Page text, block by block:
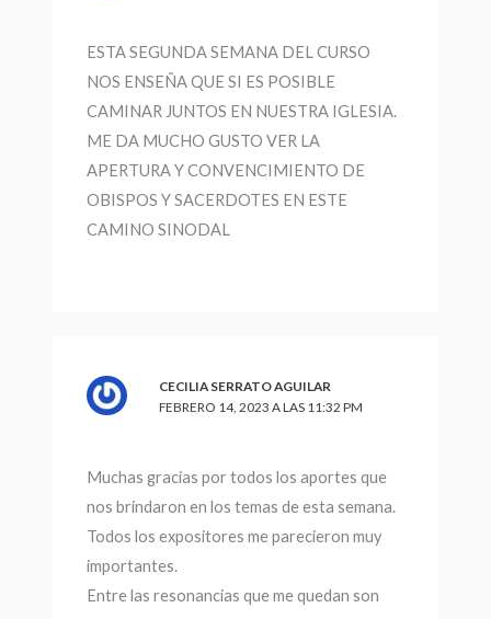
ESTA SEGUNDA SEMANA DEL CURSO
NOS ENSEÑA QUE SI ES POSIBLE
CAMINAR JUNTOS EN NUESTRA IGLESIA.
ME DA MUCHO GUSTO VER LA
APERTURA Y CONVENCIMIENTO DE
OBISPOS Y SACERDOTES EN ESTE
CAMINO SINODAL
CECILIA SERRATO AGUILAR
FEBRERO 14, 2023 A LAS 11:32 PM
Muchas gracias por todos los aportes que
nos brindaron en los temas de esta semana.
Todos los expositores me parecieron muy
importantes.
Entre las resonancias que me quedan son